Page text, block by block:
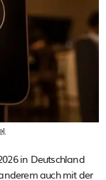
in Deutschland
auch mit der